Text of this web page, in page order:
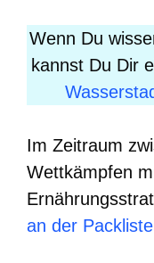
Wenn Du
kannst Du Dir
Im Zeitraum
Wettkämpfen
an der